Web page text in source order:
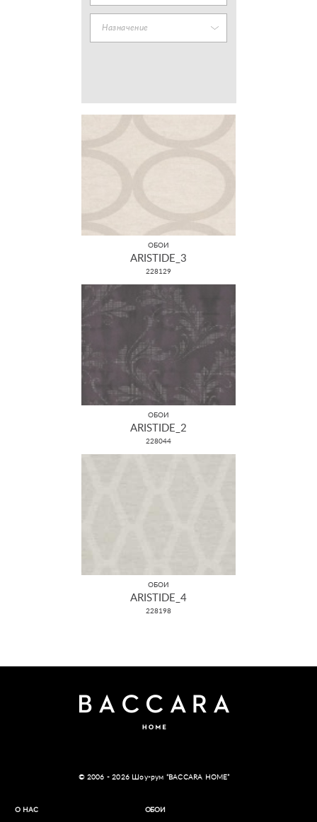
Назначение
ОБОИ
ARISTIDE_3
228129
ОБОИ
ARISTIDE_2
228044
ОБОИ
ARISTIDE_4
228198
© 2006 - 2026 Шоу-рум “BACCARA HOME”
О НАС ОБОИ